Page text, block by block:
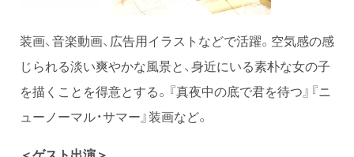
装画、音楽動画、広告用イラストなどで活躍。空気感の感
じられる淡い爽やかな風景と、身近にいる素朴な女の子
を描くことを得意とする。『真夜中の底で君を待つ』『ニ
ューノーマル・サマー』装画など。